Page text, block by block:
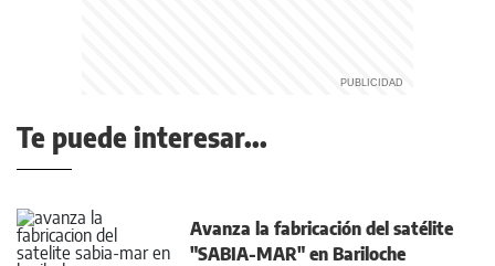
Te puede interesar...
Avanza la fabricación del satélite
"SABIA-MAR" en Bariloche